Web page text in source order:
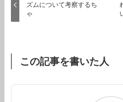
ズムについて考察するち
ゃ
この記事を書いた人